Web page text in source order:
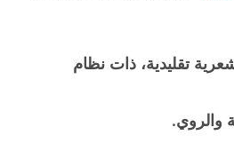
تقليدية، ذات نظام
والروي.